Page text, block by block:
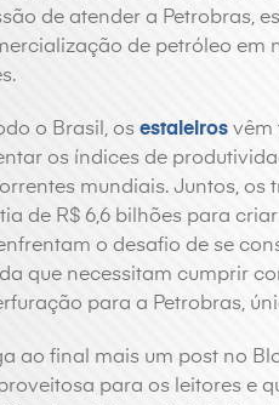
de atender a Petrobras,
de petróleo em
o Brasil, os estaleiros vêm
os índices de
mundiais. Juntos, os
de R$ 6,6 bilhões para
o desafio de se
que necessitam cumprir
para a Petrobras,
ao final mais um post no
para os leitores e